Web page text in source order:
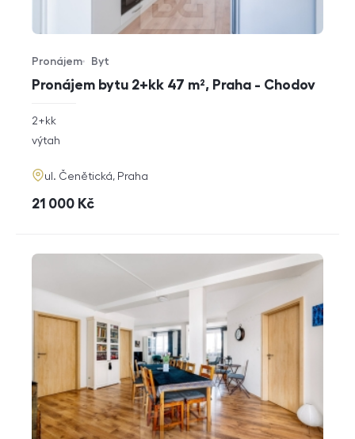
Pronájem bytu 2+kk 47 m², Praha - Chodov
Typ nabídky
Pronájem
Typ nemovitosti
Byt
rozměry
dispozice
2+kk
funkce
výtah
adresa
ul. Čenětická, Praha
cena
21 000 Kč